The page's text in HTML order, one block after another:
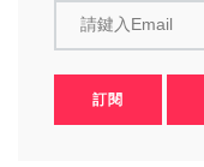
請鍵入Email
訂閱